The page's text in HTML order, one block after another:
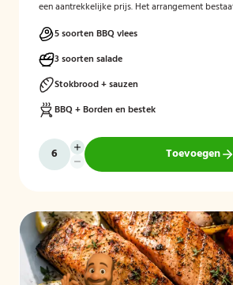
een aantrekkelijke prijs. Het arrangement
stokbrood. Daarnaast worden barbecue, borden
meegeleverd en weer opgehaald, zodat gasten
genieten van een gezellige barbecue.
5 soorten BBQ vlees
3 soorten salade
Stokbrood + sauzen
BBQ + Borden en bestek
Toevoegen